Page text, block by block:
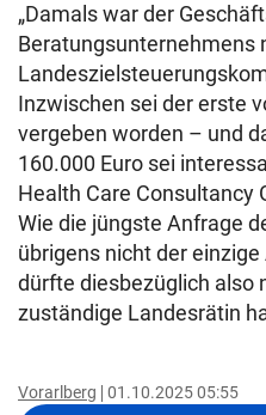
„Damals war der
Beratungsunternehmens
Inzwischen sei der erste
vergeben worden – und
160.000 Euro sei
Health Care Consultancy
Wie die jüngste Anfrage
übrigens nicht der
dürfte diesbezüglich also
zuständige Landesrätin
Vorarlberg 01.10.2025 05:55